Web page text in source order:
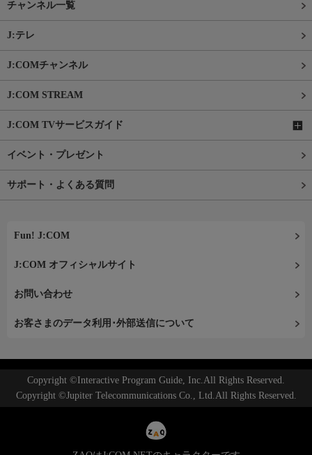
チャンネル一覧
J:テレ
J:COMチャンネル
J:COM STREAM
J:COM TVサービスガイド
イベント・プレゼント
サポート・よくある質問
Fun! J:COM
J:COM オフィシャルサイト
お問い合わせ
お客さまのデータ利用･外部送信について
Copyright ©Interactive Program Guide, Inc.All Rights Reserved.
Copyright ©Jupiter Telecommunications Co., Ltd.All Rights Reserved.